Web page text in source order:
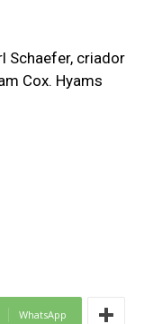
Schaefer, criador
Cox. Hyams
WhatsApp